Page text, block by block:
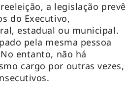
a legislação prevê
do Executivo,
estadual ou municipal.
pela mesma pessoa
entanto, não há
cargo por outras vezes,